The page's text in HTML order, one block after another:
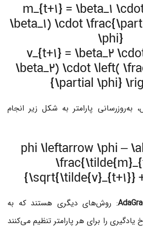
m_{t+1} = \beta_1
\beta_1) \cdot
\phi}
v_{t+1} = \beta_2
\beta_2) \cdot \left(
{\partial \phi}
پارامتر به شکل زیر انجام
\phi \leftarrow \phi –
{\sqrt{\tilde{v}_{t+1}}
: روش‌های دیگری هستند که به
را برای هر پارامتر تنظیم می‌کنند